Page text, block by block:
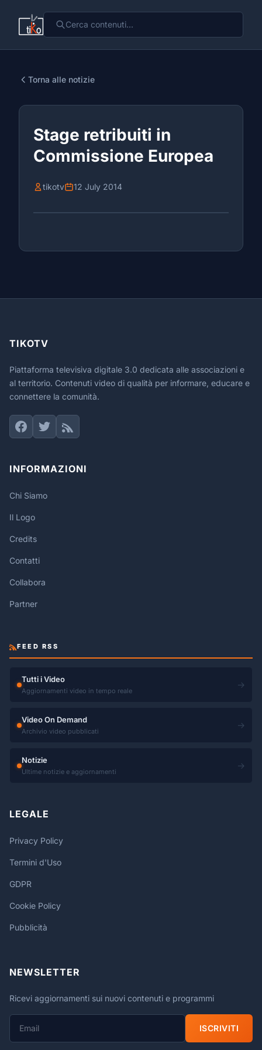
Torna alle notizie
Stage retribuiti in
Commissione Europea
tikotv 12 July 2014
TIKOTV
Piattaforma televisiva digitale 3.0 dedicata alle associazioni e
al territorio. Contenuti video di qualità per informare, educare e
connettere la comunità.
INFORMAZIONI
Chi Siamo
Il Logo
Credits
Contatti
Collabora
Partner
FEED RSS
Tutti i Video
Aggiornamenti video in tempo reale
→
Video On Demand
Archivio video pubblicati
→
Notizie
Ultime notizie e aggiornamenti
→
LEGALE
Privacy Policy
Termini d'Uso
GDPR
Cookie Policy
Pubblicità
NEWSLETTER
Ricevi aggiornamenti sui nuovi contenuti e programmi
ISCRIVITI